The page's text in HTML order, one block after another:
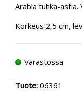
Arabia tuhka-astia.
Korkeus 2,5 cm,
Varastossa
Tuote: 06361